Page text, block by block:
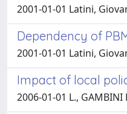
2001-01-01 Latini,
Dependency of
2001-01-01 Latini,
Impact of local
2006-01-01 L.,